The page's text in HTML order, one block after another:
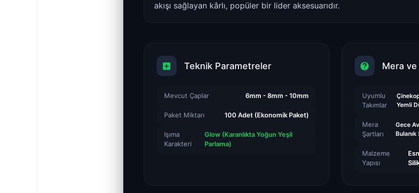
akışı sağlayan kârlı, popüler bir lider aksesuarıdır.
Teknik Parametreler
Mevcut Çaplar 6mm - 8mm - 10mm
Paket Miktarı 100 Adet (Ekonomik Paket)
Işıma
Karakteri
Glow (Karanlıkta Yoğun Yeşil
Parlama)
Mera ve
Uyumlu
Takımlar
Yemli
Mera
Şartları
Gece
Bulanık
Malzeme
Yapısı